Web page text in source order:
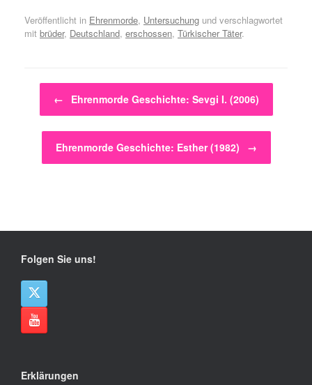
Veröffentlicht in Ehrenmorde, Untersuchung und verschlagwortet
mit brüder, Deutschland, erschossen, Türkischer Täter.
Beitragsnavigation
← Ehrenmorde Geschichte: Sevgi I. (2006)
Ehrenmorde Geschichte: Esther (1982) →
Folgen Sie uns!
Erklärungen